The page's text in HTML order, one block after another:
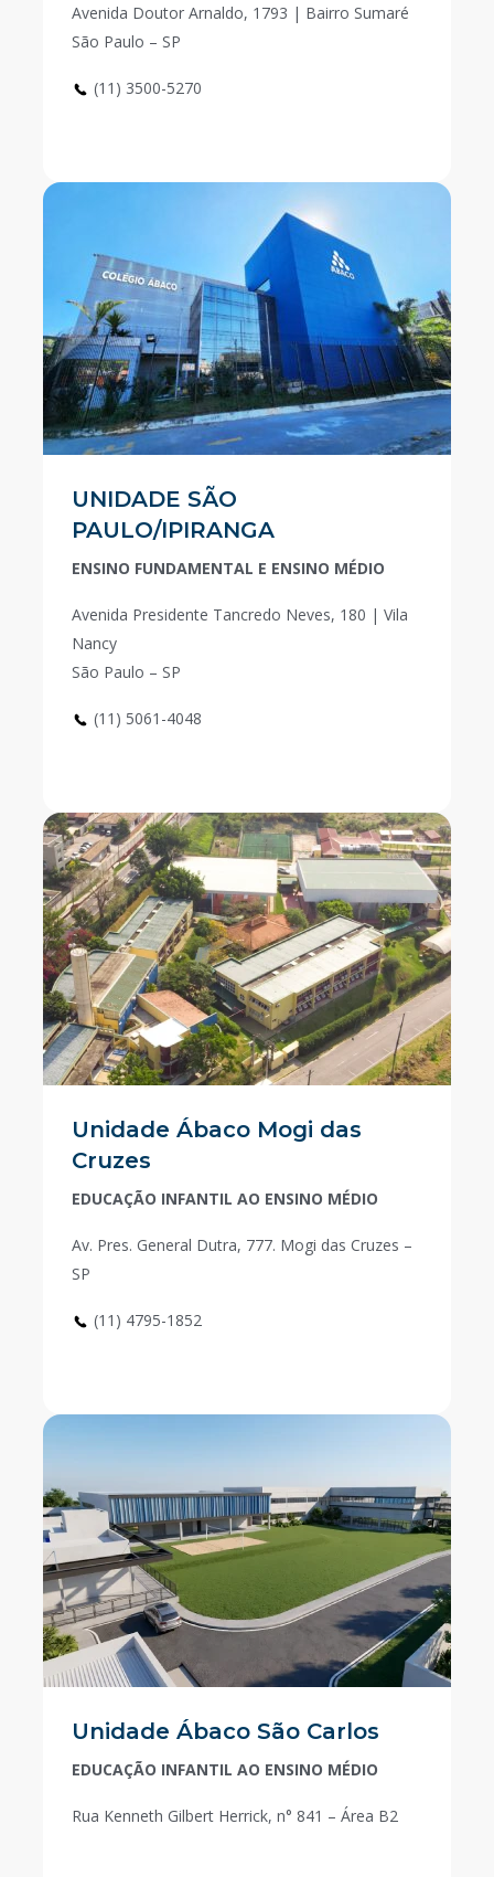
Avenida Doutor Arnaldo, 1793 | Bairro Sumaré
São Paulo – SP
(11) 3500-5270
UNIDADE SÃO
PAULO/IPIRANGA
ENSINO FUNDAMENTAL E ENSINO MÉDIO
Avenida Presidente Tancredo Neves, 180 | Vila
Nancy
São Paulo – SP
(11) 5061-4048
Unidade Ábaco Mogi das
Cruzes
EDUCAÇÃO INFANTIL AO ENSINO MÉDIO
Av. Pres. General Dutra, 777. Mogi das Cruzes –
SP
(11) 4795-1852
Unidade Ábaco São Carlos
EDUCAÇÃO INFANTIL AO ENSINO MÉDIO
Rua Kenneth Gilbert Herrick, n° 841 – Área B2